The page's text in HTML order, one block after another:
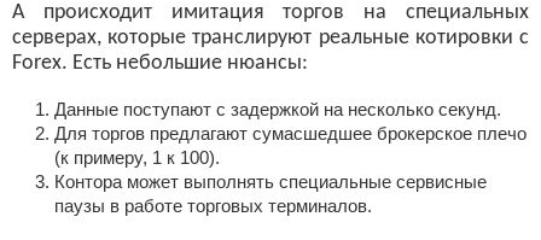
А происходит имитация торгов на специальных
серверах, которые транслируют реальные котировки с
Forex. Есть небольшие нюансы:
Данные поступают с задержкой на несколько секунд.
Для торгов предлагают сумасшедшее брокерское плечо
(к примеру, 1 к 100).
Контора может выполнять специальные сервисные
паузы в работе торговых терминалов.